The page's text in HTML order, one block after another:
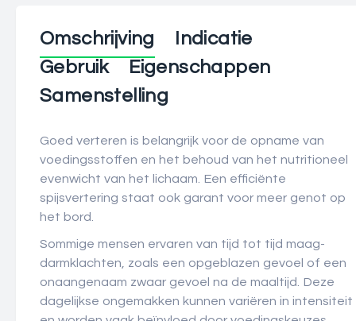
Omschrijving
Indicatie
Gebruik
Eigenschappen
Samenstelling
Goed verteren is belangrijk voor de opname van
voedingsstoffen en het behoud van het nutritioneel
evenwicht van het lichaam. Een efficiënte
spijsvertering staat ook garant voor meer genot op
het bord.
Sommige mensen ervaren van tijd tot tijd maag-
darmklachten, zoals een opgeblazen gevoel of een
onaangenaam zwaar gevoel na de maaltijd. Deze
dagelijkse ongemakken kunnen variëren in intensiteit